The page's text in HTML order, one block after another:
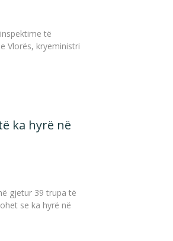
të
Vlorës, kryeministri
ka hyrë në
gjetur 39 trupa të
se ka hyrë në